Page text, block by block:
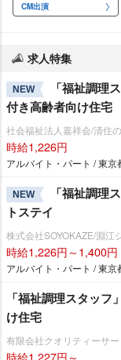
CM出演
求人特集
NEW
「福祉調理
付き高齢者向け住宅
社会福祉法人嘉祥会/清住
時給1,226円
アルバイト・パート / 東京
NEW
「福祉調理
トステイ
株式会社SOYOKAZE/淵江
時給1,226円～1,400円
アルバイト・パート / 東京
「福祉調理スタッ
け住宅
有限会社クオリティーサ
時給1,227円～